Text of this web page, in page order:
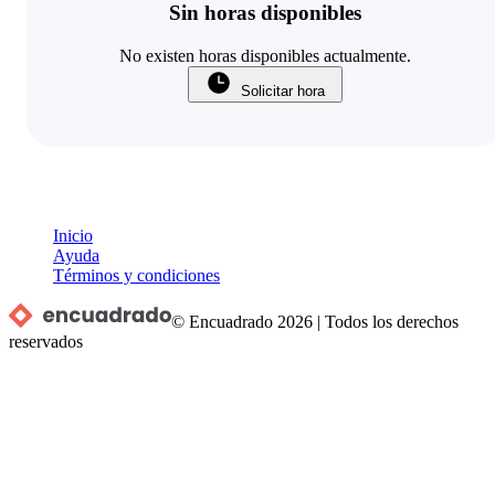
Sin horas disponibles
No existen horas disponibles actualmente.
Solicitar hora
Inicio
Ayuda
Términos y condiciones
© Encuadrado 2026 |Todos los derechos
reservados